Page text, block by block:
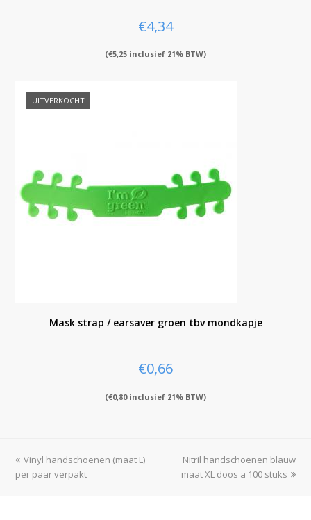
€4,34
(€5,25 inclusief 21% BTW)
UITVERKOCHT
Mask strap / earsaver groen tbv mondkapje
€0,66
(€0,80inclusief 21% BTW)
previous
post:
Vinyl handschoenen (maat L)
per paar verpakt
next
post:
Nitril handschoenen blauw
maat XL doos a 100 stuks